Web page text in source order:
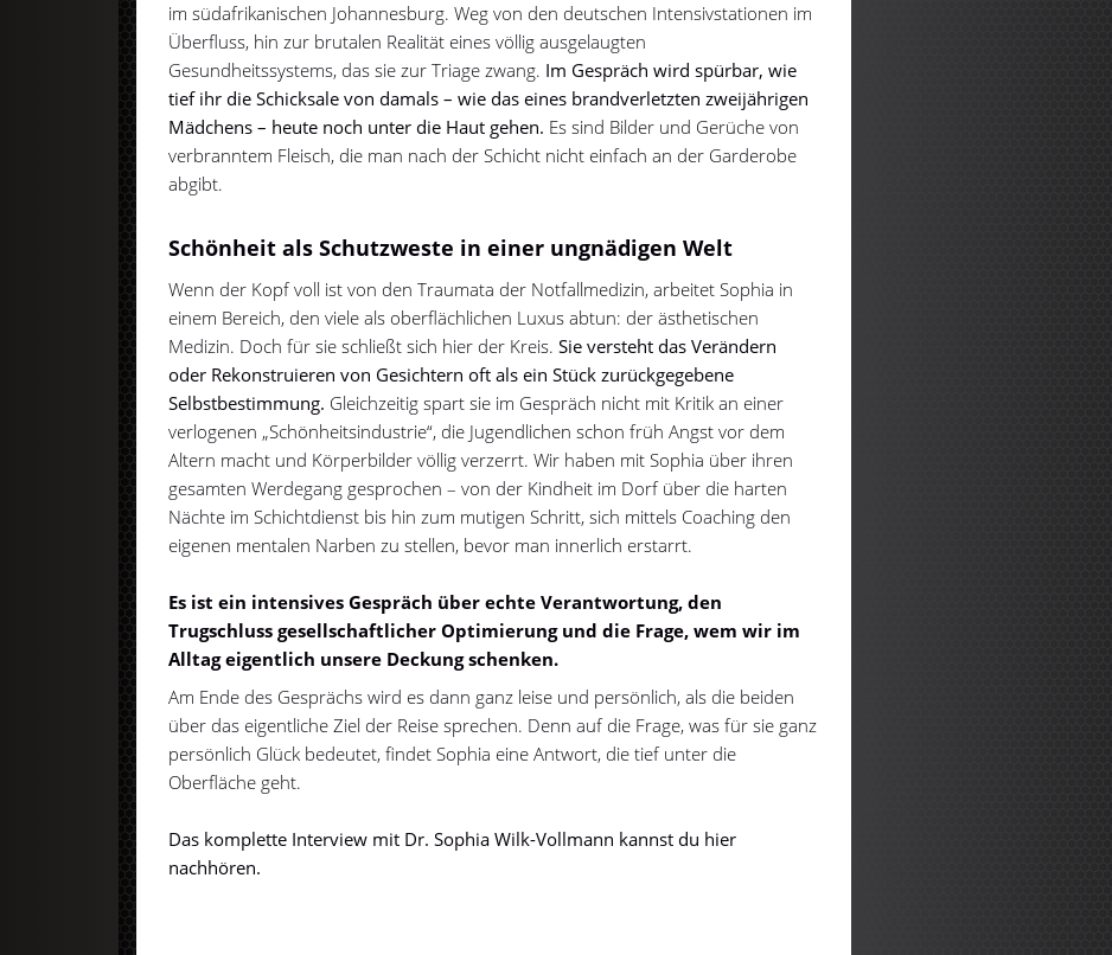
im südafrikanischen Johannesburg. Weg von den deutschen Intensivstationen im
Überfluss, hin zur brutalen Realität eines völlig ausgelaugten
Gesundheitssystems, das sie zur Triage zwang. Im Gespräch wird spürbar, wie
tief ihr die Schicksale von damals – wie das eines brandverletzten zweijährigen
Mädchens – heute noch unter die Haut gehen. Es sind Bilder und Gerüche von
verbranntem Fleisch, die man nach der Schicht nicht einfach an der Garderobe
abgibt.
Schönheit als Schutzweste in einer ungnädigen Welt
Wenn der Kopf voll ist von den Traumata der Notfallmedizin, arbeitet Sophia in
einem Bereich, den viele als oberflächlichen Luxus abtun: der ästhetischen
Medizin. Doch für sie schließt sich hier der Kreis.Sie versteht das Verändern
oder Rekonstruieren von Gesichtern oft als ein Stück zurückgegebene
Selbstbestimmung. Gleichzeitig spart sie im Gespräch nicht mit Kritik an einer
verlogenen „Schönheitsindustrie“, die Jugendlichen schon früh Angst vor dem
Altern macht und Körperbilder völlig verzerrt. Wir haben mit Sophia über ihren
gesamten Werdegang gesprochen – von der Kindheit im Dorf über die harten
Nächte im Schichtdienst bis hin zum mutigen Schritt, sich mittels Coaching den
eigenen mentalen Narben zu stellen, bevor man innerlich erstarrt.
Es ist ein intensives Gespräch über echte Verantwortung, den
Trugschluss gesellschaftlicher Optimierung und die Frage, wem wir im
Alltag eigentlich unsere Deckung schenken.
Am Ende des Gesprächs wird es dann ganz leise und persönlich, als die beiden
über das eigentliche Ziel der Reise sprechen. Denn auf die Frage, was für sie ganz
persönlich Glück bedeutet, findet Sophia eine Antwort, die tief unter die
Oberfläche geht.
Das komplette Interview mit Dr. Sophia Wilk-Vollmann kannst du hier
nachhören.